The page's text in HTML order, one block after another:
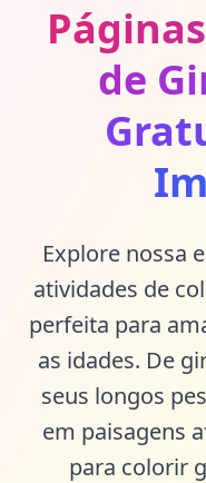
de
Explore nossa
atividades de
perfeita para
as idades. De
seus longos
em paisagens
para colorir